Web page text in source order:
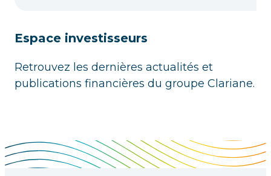
Espace investisseurs
Retrouvez les dernières actualités et
publications financières du groupe Clariane.